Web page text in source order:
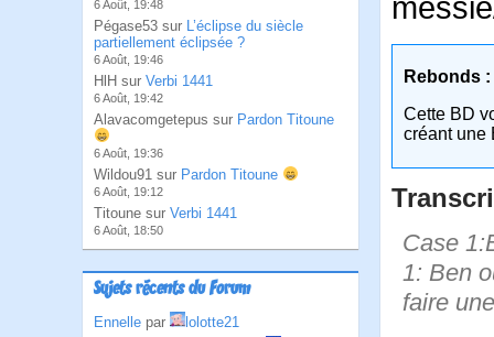
6 Août, 19:48
Pégase53 sur L’éclipse du siècle
partiellement éclipsée ?
6 Août, 19:46
HlH sur Verbi 1441
6 Août, 19:42
Alavacomgetepus sur Pardon Titoune
6 Août, 19:36
Wildou91 sur Pardon Titoune
6 Août, 19:12
Titoune sur Verbi 1441
6 Août, 18:50
Sujets récents du Forum
Ennelle par
lolotte21
Rebonds :
Cette BD
créant une
Case
1: Ben
faire